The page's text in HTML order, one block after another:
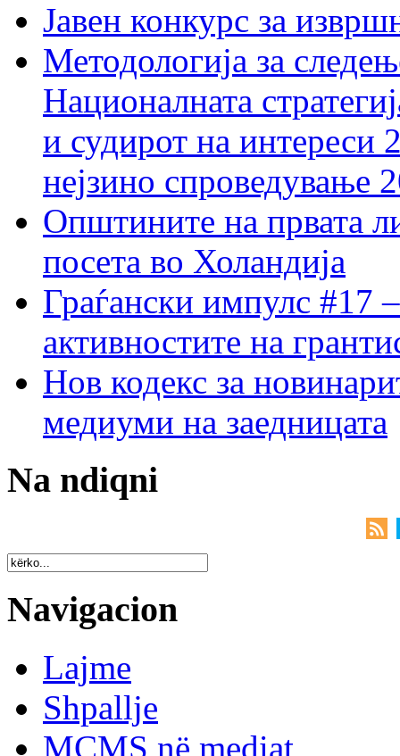
Јавен конкурс за
Методологија за
Националната
и судирот на интереси
нејзино спроведување
Општините на првата
посета во Холандија
Граѓански импулс #17
активностите на
Нов кодекс за
медиуми на заедницата
Na ndiqni
Navigacion
Lajme
Shpallje
MCMS në mediat